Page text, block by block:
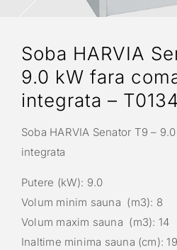
Soba HARVIA
9.0 kW fara
integrata –
Soba HARVIA Senator T9 –
integrata
Putere (kW): 9.0
Volum minim sauna (m3): 8
Volum maxim sauna (m3): 14
Inaltime minima sauna (cm):